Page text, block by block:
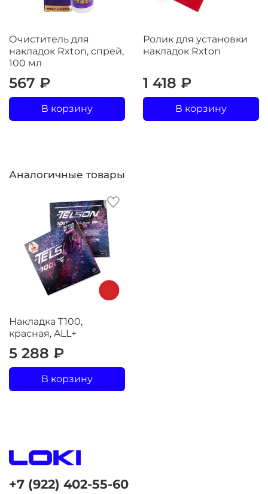
Очиститель для
накладок Rxton, спрей,
100 мл
567 ₽
В корзину
Ролик для установки
накладок Rxton
1 418 ₽
В корзину
Аналогичные товары
Накладка T100,
красная, ALL+
5 288 ₽
В корзину
+7 (922) 402-55-60